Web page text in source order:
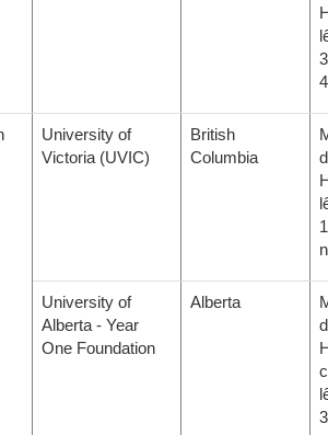
University of
Victoria (UVIC)
British
Columbia
University of
Alberta - Year
One Foundation
Alberta